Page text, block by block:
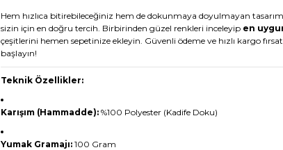
Hem hızlıca bitirebileceğiniz hem de dokunmaya doyulmayan
sizin için en doğru tercih. Birbirinden güzel renkleri inceleyip en
çeşitlerini hemen sepetinize ekleyin. Güvenli ödeme ve hızlı kargo
başlayın!
Teknik Özellikler:
Karışım (Hammadde): %100 Polyester (Kadife Doku)
Yumak Gramajı: 100 Gram